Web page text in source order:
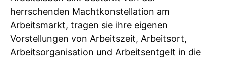
herrschenden Machtkonstellation am
Arbeitsmarkt, tragen sie ihre eigenen
Vorstellungen von Arbeitszeit, Arbeitsort,
Arbeitsorganisation und Arbeitsentgelt in die